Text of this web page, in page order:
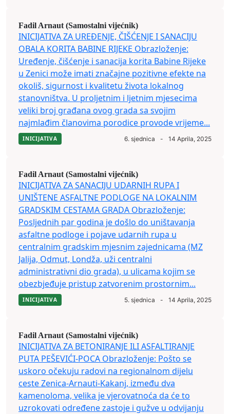
Fadil Arnaut (Samostalni vijećnik)
INICIJATIVA ZA UREĐENJE, ČIŠĆENJE I SANACIJU
OBALA KORITA BABINE RIJEKE Obrazloženje:
Uređenje, čišćenje i sanacija korita Babine Rijeke
u Zenici može imati značajne pozitivne efekte na
okoliš, sigurnost i kvalitetu života lokalnog
stanovništva. U proljetnim i ljetnim mjesecima
veliki broj građana ovog grada sa svojim
najmlađim članovima porodice provode vrijeme...
INICIJATIVA 6. sjednica - 14 Aprila, 2025
Fadil Arnaut (Samostalni vijećnik)
INICIJATIVA ZA SANACIJU UDARNIH RUPA I
UNIŠTENE ASFALTNE PODLOGE NA LOKALNIM
GRADSKIM CESTAMA GRADA Obrazloženje:
Posljednih par godina je došlo do uništavanja
asfaltne podloge i pojave udarnih rupa u
centralnim gradskim mjesnim zajednicama (MZ
Jalija, Odmut, Londža, uži centralni
administrativni dio grada), u ulicama kojim se
obezbjeđuje pristup zatvorenim prostornim...
INICIJATIVA 5. sjednica - 14 Aprila, 2025
Fadil Arnaut (Samostalni vijećnik)
INICIJATIVA ZA BETONIRANJE ILI ASFALTIRANJE
PUTA PEŠEVIĆI-POCA Obrazloženje: Pošto se
uskoro očekuju radovi na regionalnom dijelu
ceste Zenica-Arnauti-Kakanj, između dva
kamenoloma, velika je vjerovatnoća da će to
uzrokovati određene zastoje i gužve u odvijanju